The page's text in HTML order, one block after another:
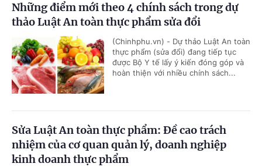
Những điểm mới theo 4 chính sách trong dự
thảo Luật An toàn thực phẩm sửa đổi
(Chinhphu.vn) - Dự thảo Luật An toàn
thực phẩm (sửa đổi) đang tiếp tục
được Bộ Y tế lấy ý kiến đóng góp và
hoàn thiện với nhiều chính sách...
Sửa Luật An toàn thực phẩm: Đề cao trách
nhiệm của cơ quan quản lý, doanh nghiệp
kinh doanh thực phẩm